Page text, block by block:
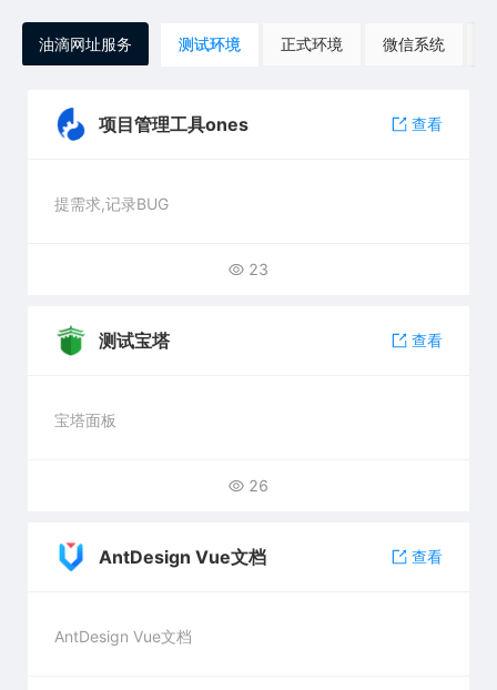
油滴网址服务 测试环境 正式环境 微信系统
项目管理工具ones 查看
提需求,记录BUG
23
测试宝塔 查看
宝塔面板
26
AntDesign Vue文档 查看
AntDesign Vue文档